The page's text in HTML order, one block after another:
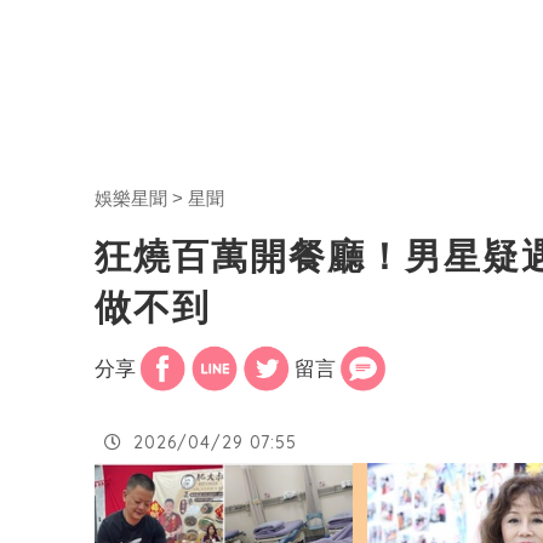
娛樂星聞 星聞
狂燒百萬開餐廳！男星
做不到
分享 留言
2026/04/29 07:55